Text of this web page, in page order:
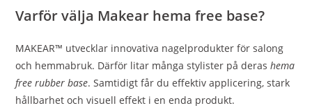
Varför välja Makear hema free base?
MAKEAR™ utvecklar innovativa nagelprodukter för salong
och hemmabruk. Därför litar många stylister på derashema
free rubber base. Samtidigt får du effektiv applicering, stark
hållbarhet och visuell effekt i en enda produkt.